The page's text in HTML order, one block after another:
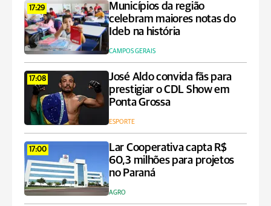
17:29
Municípios da região
celebram maiores notas do
Ideb na história
CAMPOS GERAIS
17:08
José Aldo convida fãs para
prestigiar o CDL Show em
Ponta Grossa
ESPORTE
17:00
Lar Cooperativa capta R$
60,3 milhões para projetos
no Paraná
AGRO